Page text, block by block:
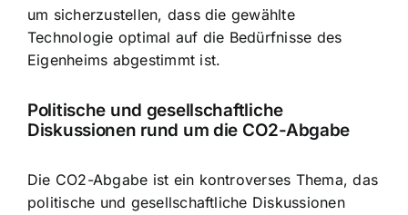
um sicherzustellen, dass die gewählte
Technologie optimal auf die Bedürfnisse des
Eigenheims abgestimmt ist.
Politische und gesellschaftliche
Diskussionen rund um die CO2-Abgabe
Die CO2-Abgabe ist ein kontroverses Thema, das
politische und gesellschaftliche Diskussionen